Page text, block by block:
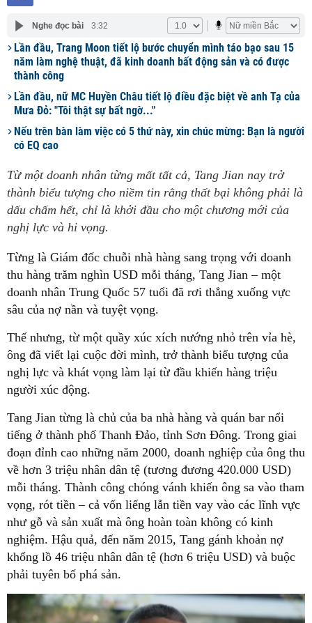
Nghe đọc bài 3:32
Lần đầu, Trang Moon tiết lộ bước chuyển mình táo bạo sau 15
năm làm nghệ thuật, đã kinh doanh bất động sản và có được
thành công
Lần đầu, nữ MC Huyền Châu tiết lộ điều đặc biệt về anh Tạ của
Mưa Đỏ: "Tôi thật sự bất ngờ..."
Nếu trên bàn làm việc có 5 thứ này, xin chúc mừng: Bạn là người
có EQ cao
Từ một doanh nhân từng mất tất cả, Tang Jian nay trở
thành biểu tượng cho niềm tin rằng thất bại không phải là
dấu chấm hết, chỉ là khởi đầu cho một chương mới của
nghị lực và hi vọng.
Từng là Giám đốc chuỗi nhà hàng sang trọng với doanh
thu hàng trăm nghìn USD mỗi tháng, Tang Jian – một
doanh nhân Trung Quốc 57 tuổi đã rơi thẳng xuống vực
sâu của nợ nần và tuyệt vọng.
Thế nhưng, từ một quầy xúc xích nướng nhỏ trên vỉa hè,
ông đã viết lại cuộc đời mình, trở thành biểu tượng của
nghị lực và khát vọng làm lại từ đầu khiến hàng triệu
người xúc động.
Tang Jian từng là chủ của ba nhà hàng và quán bar nổi
tiếng ở thành phố Thanh Đảo, tỉnh Sơn Đông. Trong giai
đoạn đỉnh cao những năm 2000, doanh nghiệp của ông thu
về hơn 3 triệu nhân dân tệ (tương đương 420.000 USD)
mỗi tháng. Thành công chóng vánh khiến ông sa vào tham
vọng, rót tiền – cả vốn liếng lẫn tiền vay vào các lĩnh vực
như gỗ và sản xuất mà ông hoàn toàn không có kinh
nghiệm. Hậu quả, đến năm 2015, Tang gánh khoản nợ
khổng lồ 46 triệu nhân dân tệ (hơn 6 triệu USD) và buộc
phải tuyên bố phá sản.